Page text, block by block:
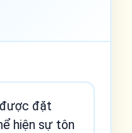
đặt
hiện sự tôn